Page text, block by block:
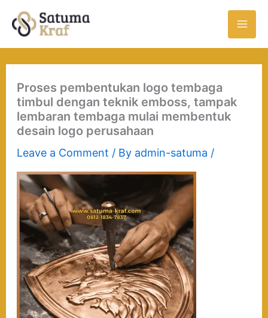
Proses pembentukan logo tembaga
timbul dengan teknik emboss, tampak
lembaran tembaga mulai membentuk
desain logo perusahaan
Leave a Comment / By admin-satuma /